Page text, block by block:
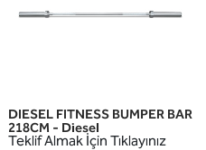
DIESEL FITNESS BUMPER BAR
218CM - Diesel
Teklif Almak İçin Tıklayınız